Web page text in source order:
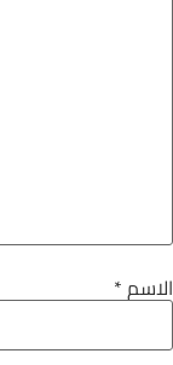
الاسم*